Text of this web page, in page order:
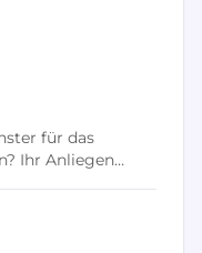
für das
Ihr Anliegen